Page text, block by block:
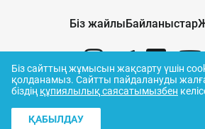
Біз жайлы Байланыстар
© ORDA,2026
Біз сайттың жұмысын жақсарту үшін
қолданамыз. Сайтты пайдалануды
біздің құпиялылық саясатымызбен
ҚАБЫЛДАУ